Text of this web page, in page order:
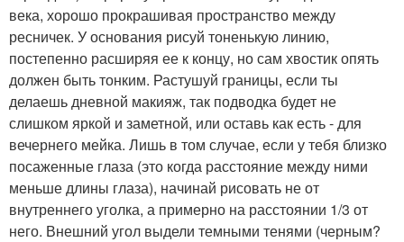
века, хорошо прокрашивая пространство между
ресничек. У основания рисуй тоненькую линию,
постепенно расширяя ее к концу, но сам хвостик опять
должен быть тонким. Растушуй границы, если ты
делаешь дневной макияж, так подводка будет не
слишком яркой и заметной, или оставь как есть - для
вечернего мейка. Лишь в том случае, если у тебя близко
посаженные глаза (это когда расстояние между ними
меньше длины глаза), начинай рисовать не от
внутреннего уголка, а примерно на расстоянии 1/3 от
него. Внешний угол выдели темными тенями (черным?